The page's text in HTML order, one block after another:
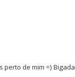
perto de mim =) Bigada